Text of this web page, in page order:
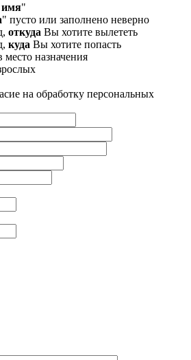
"
" пусто или заполнено неверно
откуда Вы хотите вылететь
куда Вы хотите попасть
место назначения
на обработку персональных